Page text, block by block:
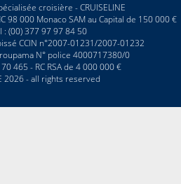
croisière - CRUISELINE
98 000 Monaco SAM au Capital de 150 000 €
: (00) 377 97 97 84 50
CCIN n°2007-01231/2007-01232
N° police 4000717380/0
70 465 - RC RSA de 4 000 000 €
2026 - all rights reserved